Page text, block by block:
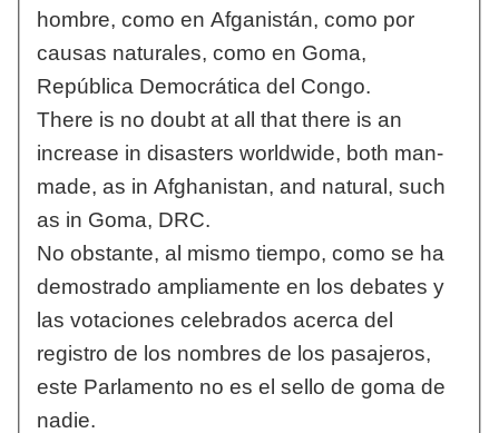
hombre, como en Afganistán, como por
causas naturales, como en Goma,
República Democrática del Congo.
There is no doubt at all that there is an
increase in disasters worldwide, both man-
made, as in Afghanistan, and natural, such
as in Goma, DRC.
No obstante, al mismo tiempo, como se ha
demostrado ampliamente en los debates y
las votaciones celebrados acerca del
registro de los nombres de los pasajeros,
este Parlamento no es el sello de goma de
nadie.